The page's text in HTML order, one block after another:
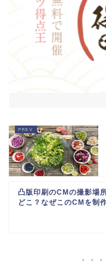
凸版印刷のCMの撮影場
どこ？なぜこのCMを制